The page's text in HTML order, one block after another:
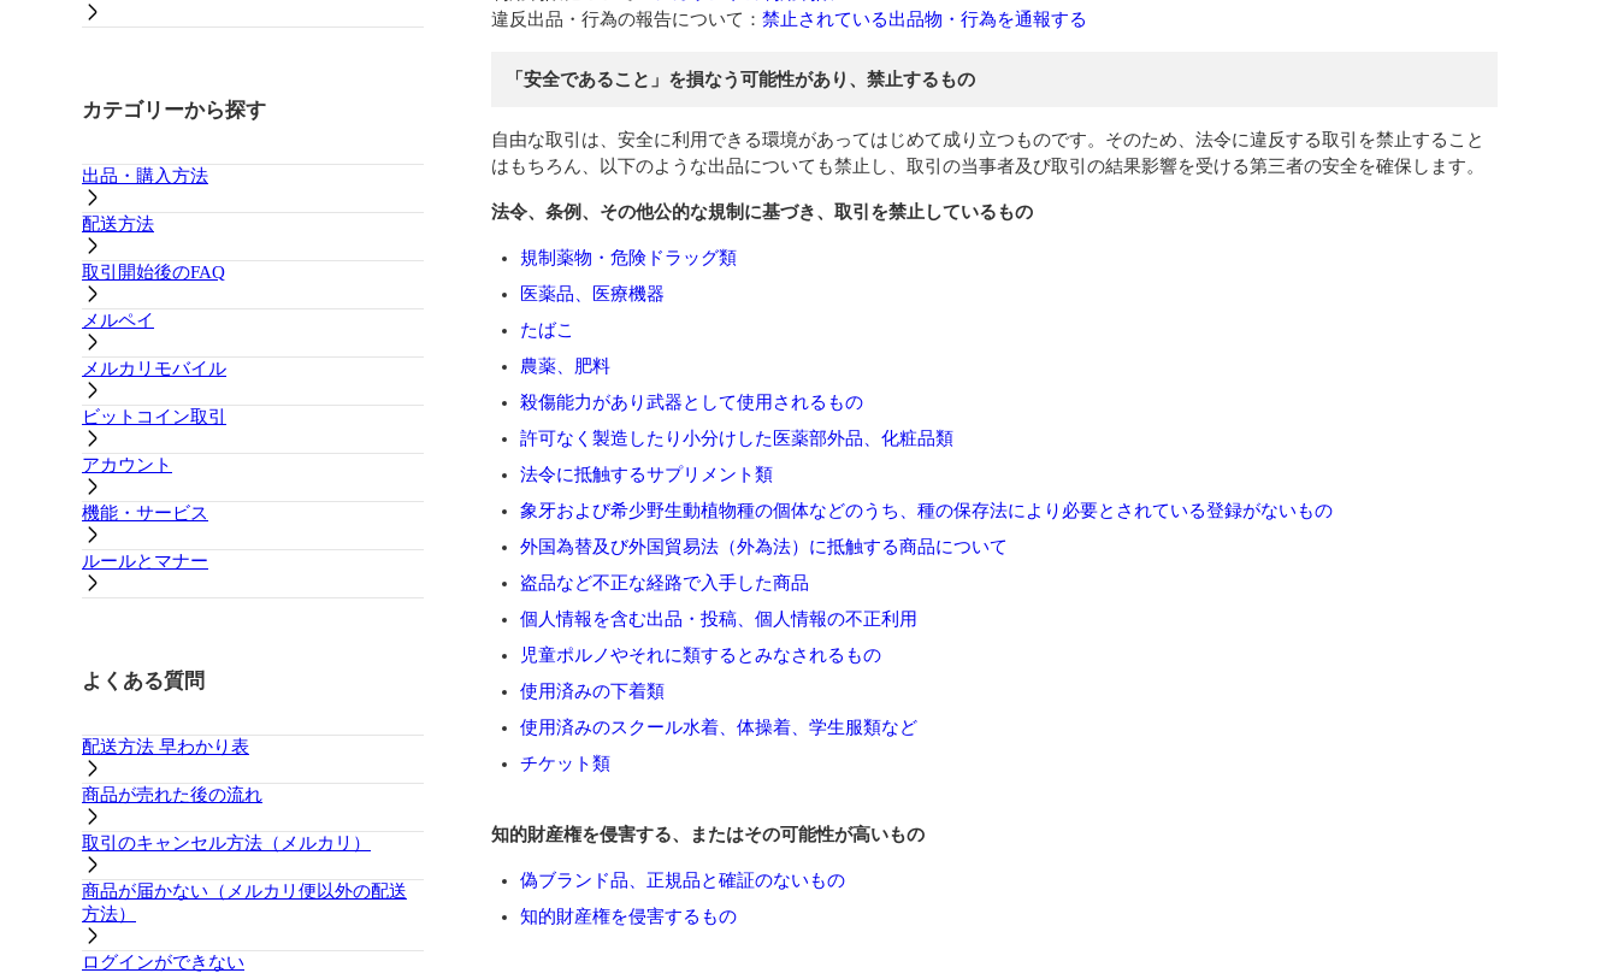
カテゴリーから探す
出品・購入方法
配送方法
取引開始後のFAQ
メルペイ
メルカリモバイル
ビットコイン取引
アカウント
機能・サービス
ルールとマナー
よくある質問
配送方法 早わかり表
商品が売れた後の流れ
取引のキャンセル方法（メルカリ）
商品が届かない（メルカリ便以外の配送
方法）
ログインができない
違反出品・行為の報告について： 禁止されている出品物・行為を通報する
「安全であること」を損なう可能性があり、禁止するもの
自由な取引は、安全に利用できる環境があってはじめて成り立つものです。そのため、法令に違反する取引を禁止すること
はもちろん、以下のような出品についても禁止し、取引の当事者及び取引の結果影響を受ける第三者の安全を確保します。
法令、条例、その他公的な規制に基づき、取引を禁止しているもの
規制薬物・危険ドラッグ類
医薬品、医療機器
たばこ
農薬、肥料
殺傷能力があり武器として使用されるもの
許可なく製造したり小分けした医薬部外品、化粧品類
法令に抵触するサプリメント類
象牙および希少野生動植物種の個体などのうち、種の保存法により必要とされている登録がないもの
外国為替及び外国貿易法（外為法）に抵触する商品について
盗品など不正な経路で入手した商品
個人情報を含む出品・投稿、個人情報の不正利用
児童ポルノやそれに類するとみなされるもの
使用済みの下着類
使用済みのスクール水着、体操着、学生服類など
チケット類
知的財産権を侵害する、またはその可能性が高いもの
偽ブランド品、正規品と確証のないもの
知的財産権を侵害するもの